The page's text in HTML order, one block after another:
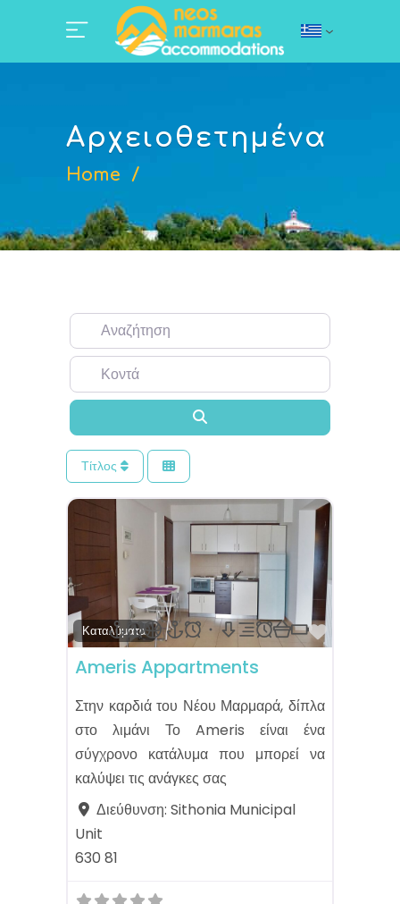
Αρχειοθετημένα
Home /
Αναζήτηση
Κοντά
Τίτλος
Καταλύματα
Ameris Appartments
Στην καρδιά του Νέου Μαρμαρά, δίπλα
στο λιμάνι Το Ameris είναι ένα
σύγχρονο κατάλυμα που μπορεί να
καλύψει τις ανάγκες σας
Διεύθυνση: Sithonia Municipal
Unit
630 81